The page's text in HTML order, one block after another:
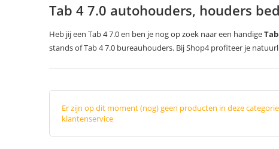
Tab 4 7.0 autohouders, houders
Heb jij een Tab 4 7.0 en ben je nog op zoek naar een handige
stands of Tab 4 7.0 bureauhouders. Bij Shop4 profiteer je
Er zijn op dit moment (nog) geen producten in deze
klantenservice